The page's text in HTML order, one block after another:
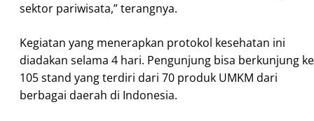
sektor pariwisata,” terangnya.
Kegiatan yang menerapkan protokol kesehatan ini
diadakan selama 4 hari. Pengunjung bisa berkunjung ke
105 stand yang terdiri dari 70 produk UMKM dari
berbagai daerah di Indonesia.